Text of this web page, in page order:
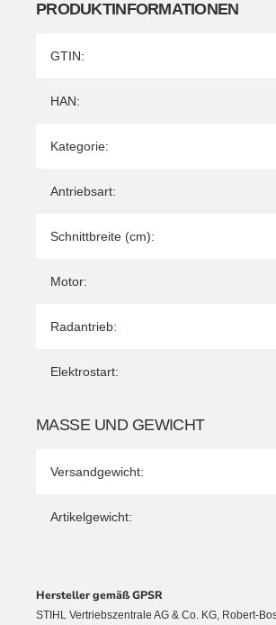
PRODUKTINFORMATIONEN
Produkteigenschaft
Wert
GTIN:
HAN:
Kategorie:
Antriebsart:
Schnittbreite (cm):
Motor:
Radantrieb:
Elektrostart:
MASSE UND GEWICHT
Versandgewicht:
Artikelgewicht:
Hersteller gemäß GPSR
STIHL Vertriebszentrale AG & Co. KG, Robert-